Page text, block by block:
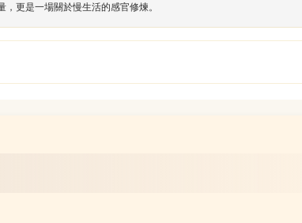
更是一場關於慢生活的感官修煉。